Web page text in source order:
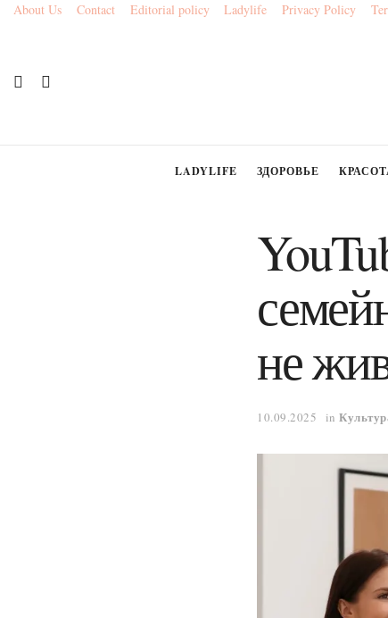
About Us Contact Editorial policy Ladylife Privacy Policy
LADYLIFE ЗДОРОВЬЕ
не
10.09.2025 in